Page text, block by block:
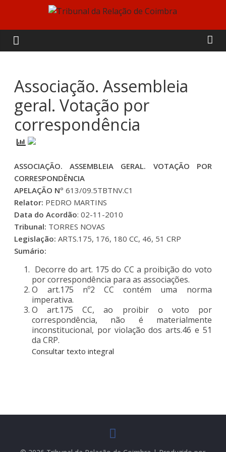
content
Tribunal
da
Relação
de
Coimbra
Associação. Assembleia
geral. Votação por
correspondência
ASSOCIAÇÃO. ASSEMBLEIA GERAL. VOTAÇÃO POR
CORRESPONDÊNCIA
APELAÇÃO Nº613/09.5TBTNV.C1
Relator: PEDRO MARTINS
Data do Acordão: 02-11-2010
Tribunal: TORRES NOVAS
Legislação: ARTS.175, 176, 180 CC, 46, 51 CRP
Sumário:
Decorre do art. 175 do CC a proibição do voto
por correspondência para as associações.
O art.175 nº2 CC contém uma norma
imperativa.
O art.175 CC, ao proibir o voto por
correspondência, não é materialmente
inconstitucional, por violação dos arts.46 e 51
da CRP.
Consultar texto integral